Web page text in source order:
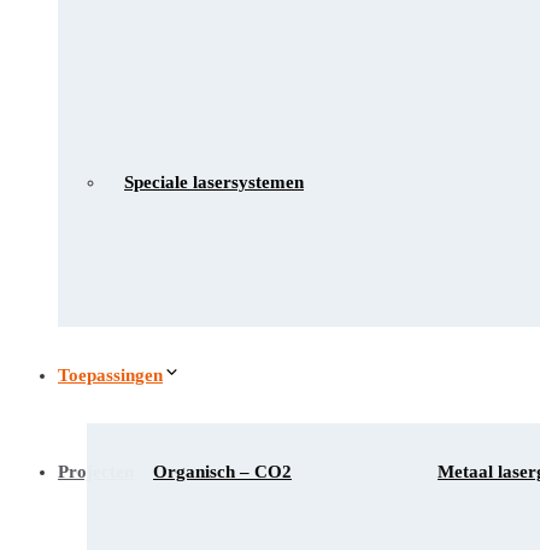
Speciale lasersystemen
Toepassingen
Organisch – CO2 Metaal
Projecten